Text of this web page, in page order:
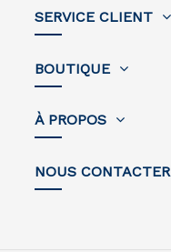
SERVICE CLIENT
BOUTIQUE
À PROPOS
NOUS CONTACTER